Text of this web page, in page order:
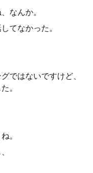
なんか。
てなかった。
ではないですけど、
。
。